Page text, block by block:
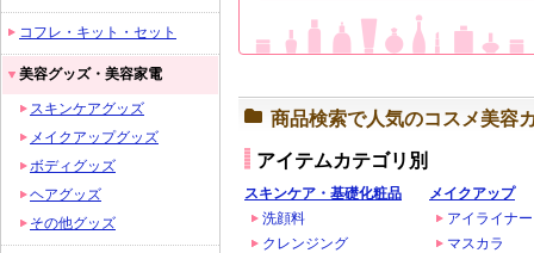
商品検索で人気のコスメ美容
アイテムカテゴリ別
スキンケア・基礎化粧品
洗顔料
クレンジング
メイクアップ
アイライナー
マスカラ
コフレ・キット・セット
美容グッズ・美容家電
スキンケアグッズ
メイクアップグッズ
ボディグッズ
ヘアグッズ
その他グッズ